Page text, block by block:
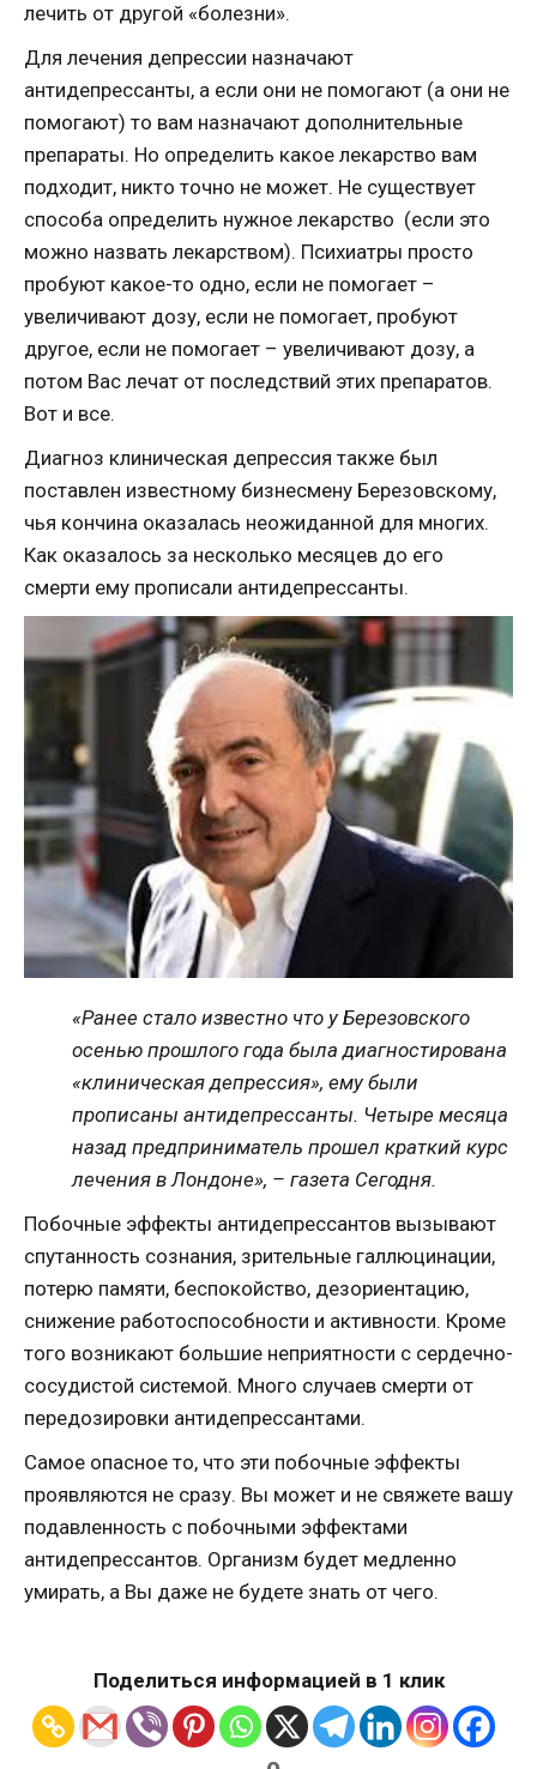
лечить от другой «болезни».
Для лечения депрессии назначают
антидепрессанты, а если они не помогают (а они не
помогают) то вам назначают дополнительные
препараты. Но определить какое лекарство вам
подходит, никто точно не может. Не существует
способа определить нужное лекарство (если это
можно назвать лекарством). Психиатры просто
пробуют какое-то одно, если не помогает –
увеличивают дозу, если не помогает, пробуют
другое, если не помогает – увеличивают дозу, а
потом Вас лечат от последствий этих препаратов.
Вот и все.
Диагноз клиническая депрессия также был
поставлен известному бизнесмену Березовскому,
чья кончина оказалась неожиданной для многих.
Как оказалось за несколько месяцев до его
смерти ему прописали антидепрессанты.
«Ранее стало известно что у Березовского
осенью прошлого года была диагностирована
«клиническая депрессия», ему были
прописаны антидепрессанты. Четыре месяца
назад предприниматель прошел краткий курс
лечения в Лондоне», – газета Сегодня.
Побочные эффекты антидепрессантов вызывают
спутанность сознания, зрительные галлюцинации,
потерю памяти, беспокойство, дезориентацию,
снижение работоспособности и активности. Кроме
того возникают большие неприятности с сердечно-
сосудистой системой. Много случаев смерти от
передозировки антидепрессантами.
Самое опасное то, что эти побочные эффекты
проявляются не сразу. Вы может и не свяжете вашу
подавленность с побочными эффектами
антидепрессантов. Организм будет медленно
умирать, а Вы даже не будете знать от чего.
Поделиться информацией в 1 клик